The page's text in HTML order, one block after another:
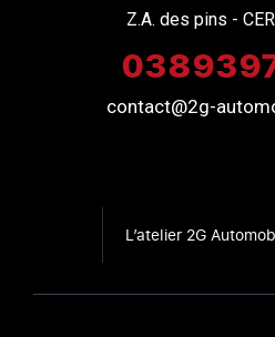
Z.A. des pins -
contact@2g-
L’atelier 2G